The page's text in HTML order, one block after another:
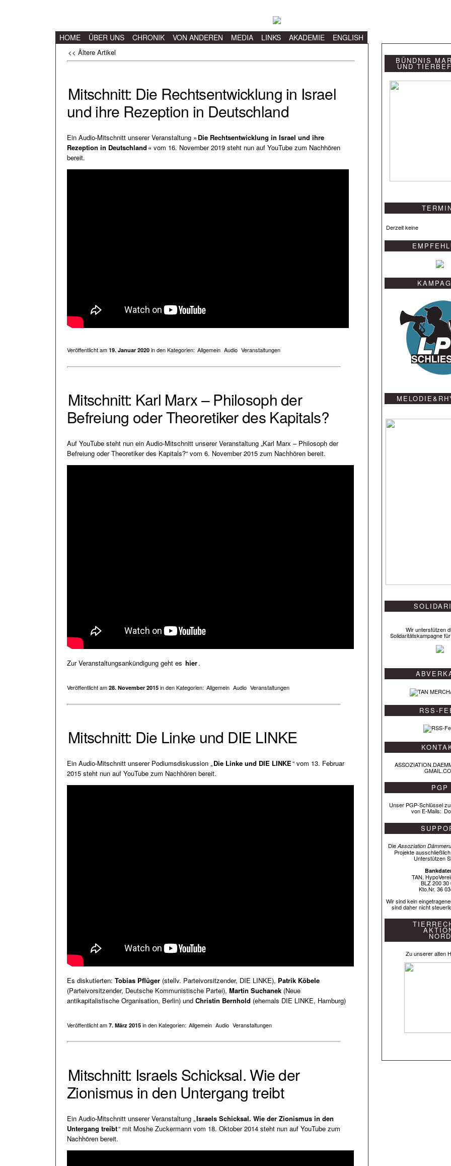
HOME ÜBER UNS CHRONIK VON ANDEREN MEDIA LINKS AKADEMIE ENGLISH
<< Ältere Artikel
Mitschnitt: Die Rechtsentwicklung in Israel
und ihre Rezeption in Deutschland
Ein Audio-Mitschnitt unserer Veranstaltung » Die Rechtsentwicklung in Israel und ihre
Rezeption in Deutschland « vom 16. November 2019 steht nun auf YouTube zum Nachhören
bereit.
Veröffentlicht am 19. Januar 2020 in den Kategorien: Allgemein Audio Veranstaltungen
Mitschnitt: Karl Marx – Philosoph der
Befreiung oder Theoretiker des Kapitals?
Auf YouTube steht nun ein Audio-Mitschnitt unserer Veranstaltung „Karl Marx – Philosoph der
Befreiung oder Theoretiker des Kapitals?“ vom 6. November 2015 zum Nachhören bereit.
Zur Veranstaltungsankündigung geht es hier.
Veröffentlicht am 28. November 2015 in den Kategorien: Allgemein Audio Veranstaltungen
Mitschnitt: Die Linke und DIE LINKE
Ein Audio-Mitschnitt unserer Podiumsdiskussion „Die Linke und DIE LINKE“ vom 13. Februar
2015 steht nun auf YouTube zum Nachhören bereit.
Es diskutierten: Tobias Pflüger (stellv. Parteivorsitzender, DIE LINKE), Patrik Köbele
(Parteivorsitzender, Deutsche Kommunistische Partei), Martin Suchanek (Neue
antikapitalistische Organisation, Berlin) und Christin Bernhold (ehemals DIE LINKE, Hamburg)
Veröffentlicht am 7. März 2015 in den Kategorien: Allgemein Audio Veranstaltungen
Mitschnitt: Israels Schicksal. Wie der
Zionismus in den Untergang treibt
Ein Audio-Mitschnitt unserer Veranstaltung „Israels Schicksal. Wie der Zionismus in den
Untergang treibt“ mit Moshe Zuckermann vom 18. Oktober 2014 steht nun auf YouTube zum
Nachhören bereit.
BÜNDNIS
UND
Derzeit keine
Wir unterstützen
Solidaritätskampagne
RSS-
PGP
Unser PGP-Schlüssel
von E-Mails:
Die Assoziation
Projekte
Unterstützen
TAN,
BLZ 200 30
Kto.Nr. 36
Wir sind kein
sind daher nicht
NORD
Zu unserer alten